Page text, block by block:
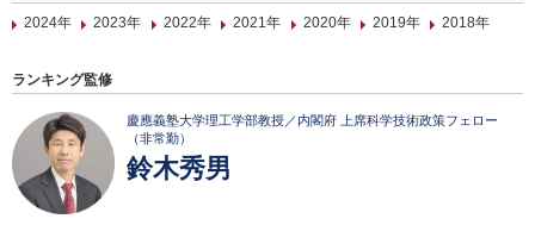
2024年
2023年 2022年 2021年 2020年 2019年 2018年
ランキング監修
慶應義塾大学理工学部教授／内閣府 上席科学技術政策フェロー
（非常勤）
鈴木秀男